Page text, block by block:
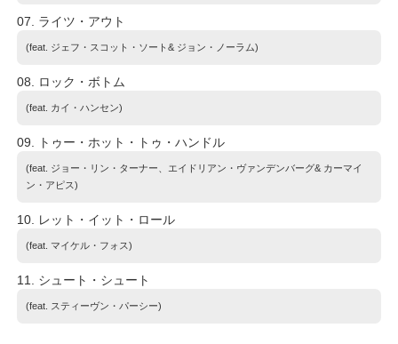
07. ライツ・アウト
(feat. ジェフ・スコット・ソート& ジョン・ノーラム)
08. ロック・ボトム
(feat. カイ・ハンセン)
09. トゥー・ホット・トゥ・ハンドル
(feat. ジョー・リン・ターナー、エイドリアン・ヴァンデンバーグ& カーマイ
ン・アピス)
10. レット・イット・ロール
(feat. マイケル・フォス)
11. シュート・シュート
(feat. スティーヴン・パーシー)